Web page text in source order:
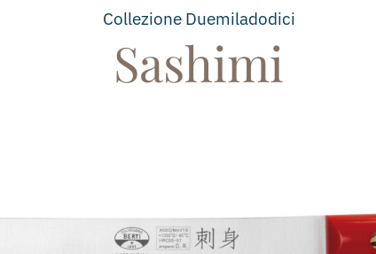
Collezione Duemiladodici
Sashimi